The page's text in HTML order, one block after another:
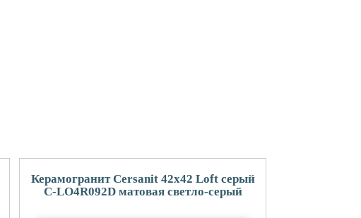
Керамогранит Cersanit 42x42 Loft серый
C-LO4R092D матовая светло-серый